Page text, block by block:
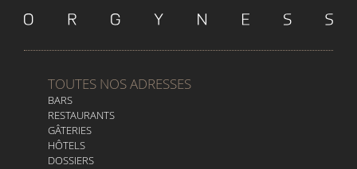
TOUTES NOS ADRESSES
BARS
RESTAURANTS
GÂTERIES
HÔTELS
DOSSIERS